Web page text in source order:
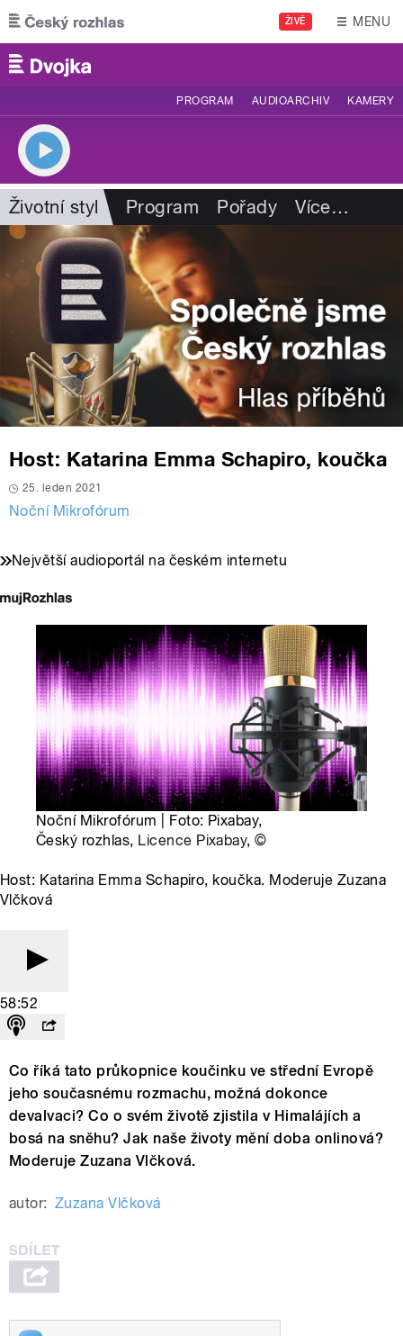
Přejít k hlavnímu obsahu
ŽIVĚ MENU
PROGRAM AUDIOARCHIV KAMERY
Životní styl Program Pořady Více…
Host: Katarina Emma Schapiro, koučka
25. leden 2021
Noční Mikrofórum
Největší audioportál na českém internetu
Noční Mikrofórum | Foto: Pixabay,
Český rozhlas, Licence Pixabay,©
Host: Katarina Emma Schapiro, koučka. Moderuje Zuzana
Vlčková
58:52
Co říká tato průkopnice koučinku ve střední Evropě
jeho současnému rozmachu, možná dokonce
devalvaci? Co o svém životě zjistila v Himalájích a
bosá na sněhu? Jak naše životy mění doba onlinová?
Moderuje Zuzana Vlčková.
autor: Zuzana Vlčková